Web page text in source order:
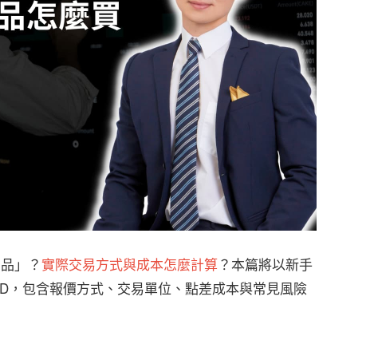
」？實際交易方式與成本怎麼計算？本篇將以新手
包含報價方式、交易單位、點差成本與常見風險